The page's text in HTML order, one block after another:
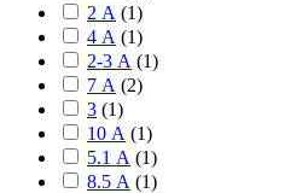
2 А (1)
4 А (1)
2-3 А (1)
7 А (2)
3 (1)
10 А (1)
5.1 А (1)
8.5 А (1)